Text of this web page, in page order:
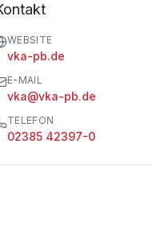
WEBSITE
vka-pb.de
E-MAIL
vka@vka-pb.de
TELEFON
02385 42397-0